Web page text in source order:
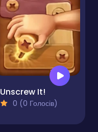
Unscrew It!
0 (0 Голосів)